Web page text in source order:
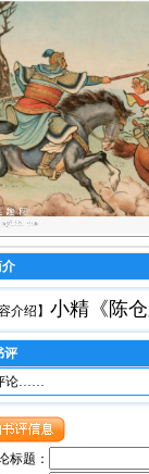
介
介绍】 小精《陈
评
论……
标题：